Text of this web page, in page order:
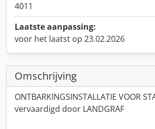
4011
Laatste aanpassing:
voor het laatst op 23.02.2026
Omschrijving
ONTBARKINGSINSTALLATIE VOOR
vervaardigd door LANDGRAF